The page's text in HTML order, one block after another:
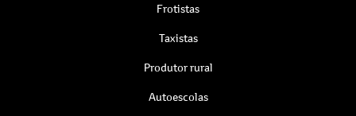
Frotistas
Taxistas
Produtor rural
Autoescolas